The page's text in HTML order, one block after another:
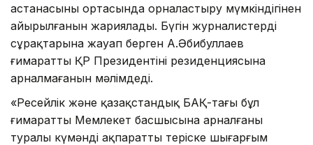
астанасының ортасында орналастыру мүмкіндігінен
айырылғанын жариялады. Бүгін журналистердің
сұрақтарына жауап берген А.Әбибуллаев
ғимараттың ҚР Президентінің резиденциясына
арналмағанын мәлімдеді.
«Ресейлік және қазақстандық БАҚ-тағы бұл
ғимараттың Мемлекет басшысына арналғаны
туралы күмәнді ақпаратты теріске шығарғым